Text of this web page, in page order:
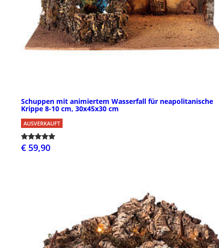
Schuppen mit animiertem Wasserfall für neapolitanische
Krippe 8-10 cm, 30x45x30 cm
AUSVERKAUFT
€ 59,90